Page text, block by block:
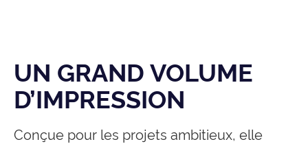
UN GRAND VOLUME
D’IMPRESSION
Conçue pour les projets ambitieux, elle